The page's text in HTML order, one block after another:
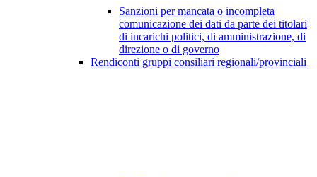
Sanzioni per mancata o incompleta
comunicazione dei dati da parte dei titolari
di incarichi politici, di amministrazione, di
direzione o di governo
Rendiconti gruppi consiliari regionali/provinciali